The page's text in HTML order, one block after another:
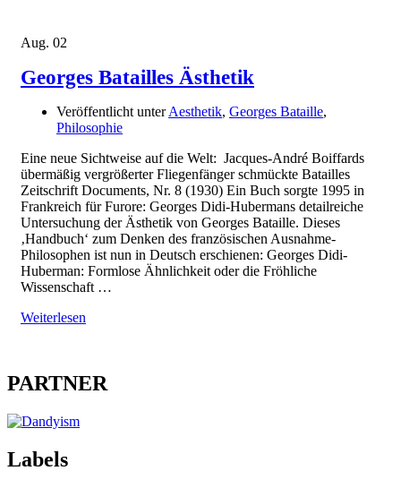
Aug. 02
Georges Batailles Ästhetik
Veröffentlicht unterAesthetik, Georges Bataille,
Philosophie
Eine neue Sichtweise auf die Welt: Jacques-André Boiffards
übermäßig vergrößerter Fliegenfänger schmückte Batailles
Zeitschrift Documents, Nr. 8 (1930) Ein Buch sorgte 1995 in
Frankreich für Furore: Georges Didi-Hubermans detailreiche
Untersuchung der Ästhetik von Georges Bataille. Dieses
‚Handbuch‘ zum Denken des französischen Ausnahme-
Philosophen ist nun in Deutsch erschienen: Georges Didi-
Huberman: Formlose Ähnlichkeit oder die Fröhliche
Wissenschaft …
Weiterlesen
PARTNER
Labels